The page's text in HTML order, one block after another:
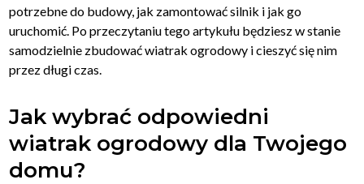
potrzebne do budowy, jak zamontować silnik i jak go
uruchomić. Po przeczytaniu tego artykułu będziesz w stanie
samodzielnie zbudować wiatrak ogrodowy i cieszyć się nim
przez długi czas.
Jak wybrać odpowiedni
wiatrak ogrodowy dla Twojego
domu?